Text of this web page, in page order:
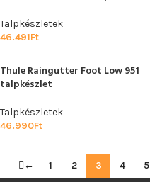
Talpkészletek
46.491Ft
Thule Raingutter Foot Low 951
talpkészlet
Talpkészletek
46.990Ft
← 1 2 3 4 5